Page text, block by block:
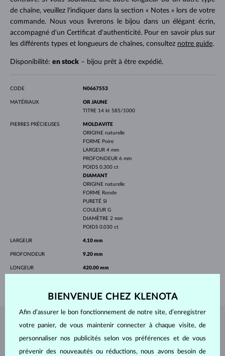
de chaîne, veuillez l'indiquer dans la section « Notes » lors de votre
commande. Nous vous livrerons le bijou dans un élégant écrin,
accompagné d'un Certificat d'authenticité. Pour en savoir plus sur
les différents types et longueurs de chaînes, consultez notre guide.
Disponibilité: en stock– bijou prêt à être expédié.
CODE N0667553
MATÉRIAUX
OR JAUNE
TITRE 14 kt 585/1000
PIERRES PRÉCIEUSES
MOLDAVITE
ORIGINE naturelle
FORME Poire
LARGEUR 4 mm
PROFONDEUR 6 mm
POIDS 0.300 ct
DIAMANT
ORIGINE naturelle
FORME Ronde
PURETÉ SI
COULEUR G
DIAMÈTRE 2 mm
POIDS 0.030 ct
LARGEUR 4.10 mm
PROFONDEUR 9.20 mm
LONGEUR 420.00 mm
BIJOUX DEL'ATELIER KLENOTA
BIENVENUE CHEZ KLENOTA
Afin d’assurer le bon fonctionnement de notre site, d’enregistrer
votre panier, de vous maintenir connecter à chaque visite, de
personnaliser nos publicités selon vos préférences et de vous
prévenir des nouveautés ou réductions, nous avons besoin de